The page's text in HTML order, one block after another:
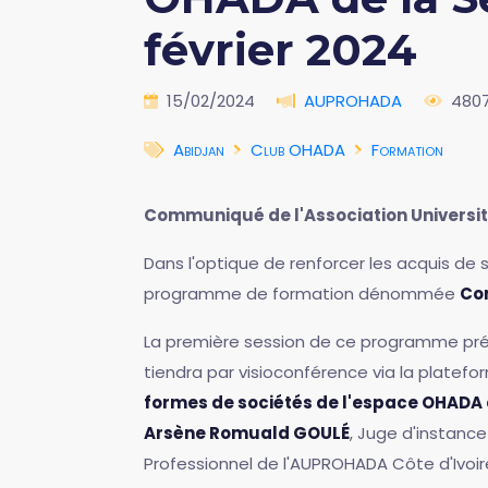
février 2024
15/02/2024 AUPROHADA
Abidjan Club OHADA Formation
Communiqué de l'Association
Dans l'optique de renforcer les acquis de
programme de formation dénommée
La première session de ce programme
tiendra par visioconférence via la
formes de sociétés de l'espace
Arsène Romuald GOULÉ, Juge
Professionnel de l'AUPROHADA Côte